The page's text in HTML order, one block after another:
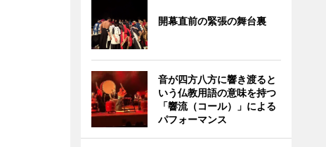
開幕直前の緊張の舞台裏
音が四方八方に響き渡ると
いう仏教用語の意味を持つ
「響流（コール）」による
パフォーマンス